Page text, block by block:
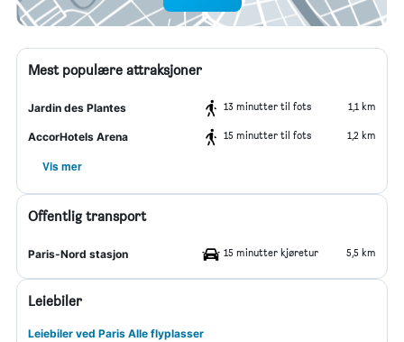
Mest populære attraksjoner
Jardin des Plantes 13 minutter til fots 1,1 km
AccorHotels Arena 15 minutter til fots 1,2 km
Vis mer
Offentlig transport
Paris-Nord stasjon 15 minutter kjøretur 5,5 km
Leiebiler
Leiebiler ved Paris Alle flyplasser